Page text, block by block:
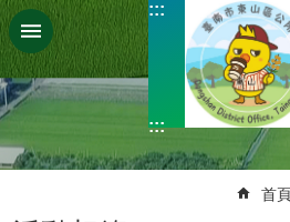
跳到主要內容區塊
:::
:::
首